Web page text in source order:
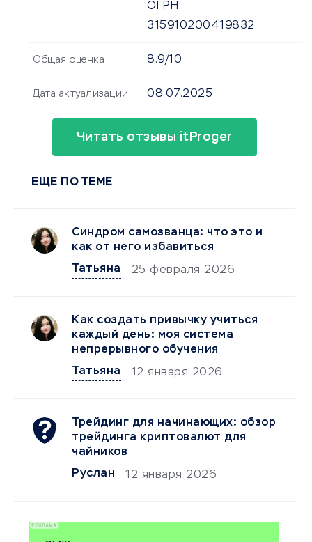
ОГРН:
315910200419832
Общая оценка 8.9/10
Дата актуализации 08.07.2025
Читать отзывы itProger
ЕЩЕ ПО ТЕМЕ
Синдром самозванца: что это и
как от него избавиться
Татьяна
25 февраля 2026
Как создать привычку учиться
каждый день: моя система
непрерывного обучения
Татьяна
12 января 2026
Трейдинг для начинающих: обзор
трейдинга криптовалют для
чайников
Руслан
12 января 2026